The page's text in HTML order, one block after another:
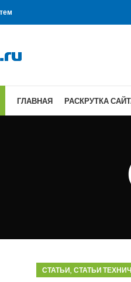
ГЛАВНАЯ РАСКРУТКА
СТАТЬИ,СТАТЬИ